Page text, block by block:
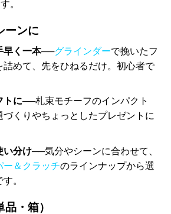
。
ーンに
早く一本──グラインダーで挽いたフ
詰めて、先をひねるだけ。初心者で
トに──札束モチーフのインパクト
づくりやちょっとしたプレゼントに
い分け──気分やシーンに合わせて、
ー＆クラッチのラインナップから選
。
・箱）